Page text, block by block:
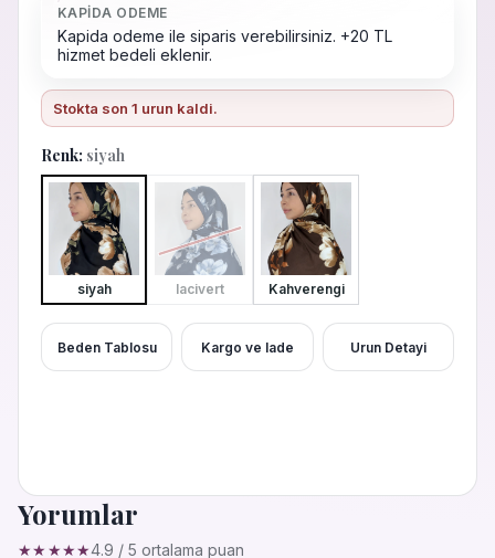
KAPIDA ODEME
Kapida odeme ile siparis verebilirsiniz. +20 TL
hizmet bedeli eklenir.
Stokta son 1 urun kaldi.
Renk: siyah
siyah lacivert Kahverengi
Beden Tablosu Kargo ve Iade Urun Detayi
Yorumlar
★★★★★4.9 / 5 ortalama puan